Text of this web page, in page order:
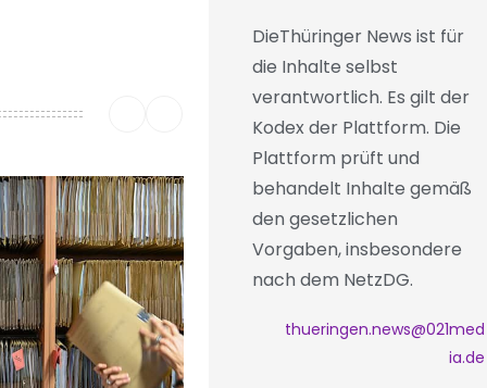
DieThüringer News ist für
die Inhalte selbst
verantwortlich. Es gilt der
Kodex der Plattform. Die
Plattform prüft und
behandelt Inhalte gemäß
den gesetzlichen
Vorgaben, insbesondere
nach dem NetzDG.
thueringen.news@021med
ia.de